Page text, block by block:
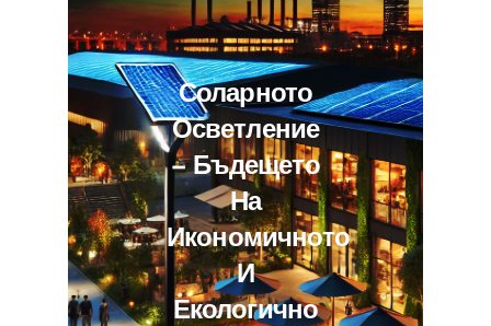
Соларното
Осветление
– Бъдещето
На
Икономичното
И
Екологично